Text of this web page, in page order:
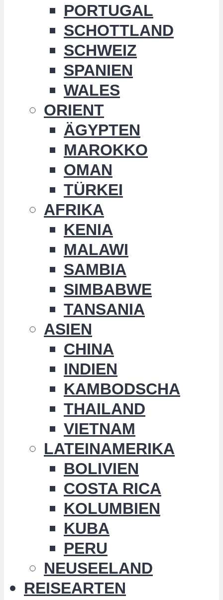
PORTUGAL
SCHOTTLAND
SCHWEIZ
SPANIEN
WALES
ORIENT
ÄGYPTEN
MAROKKO
OMAN
TÜRKEI
AFRIKA
KENIA
MALAWI
SAMBIA
SIMBABWE
TANSANIA
ASIEN
CHINA
INDIEN
KAMBODSCHA
THAILAND
VIETNAM
LATEINAMERIKA
BOLIVIEN
COSTA RICA
KOLUMBIEN
KUBA
PERU
NEUSEELAND
REISEARTEN